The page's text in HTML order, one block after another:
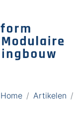
Home Artikelen